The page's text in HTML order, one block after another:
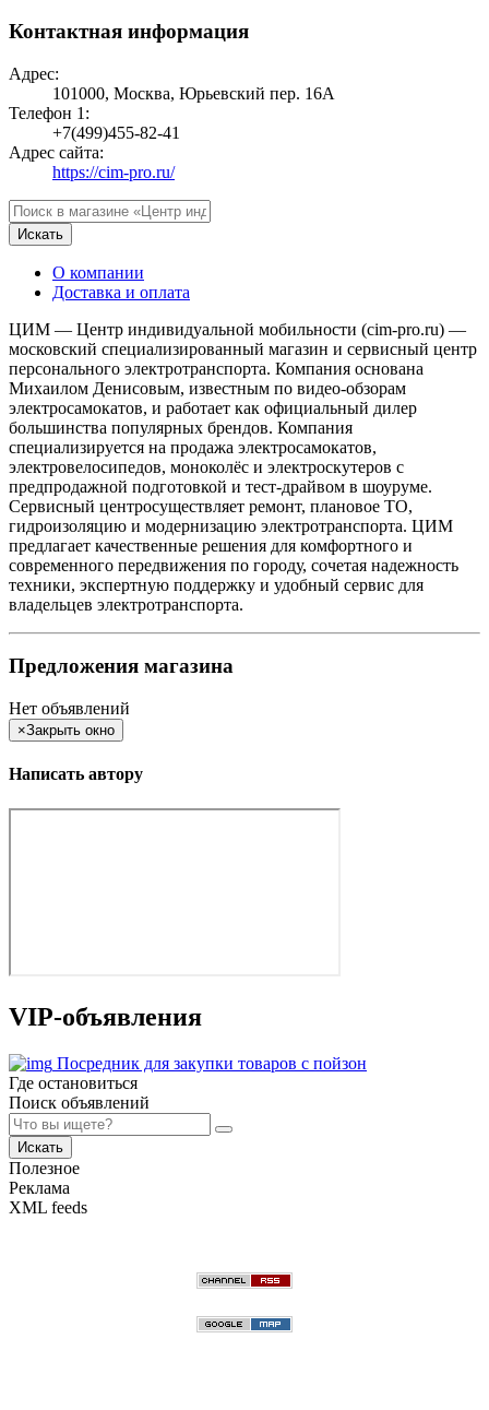
Контактная информация
Адрес:
101000, Москва, Юрьевский пер. 16А
Телефон 1:
+7(499)455-82-41
Адрес сайта:
https://cim-pro.ru/
Искать
О компании
Доставка и оплата
ЦИМ — Центр индивидуальной мобильности (cim-pro.ru) —
московский специализированный магазин и сервисный центр
персонального электротранспорта. Компания основана
Михаилом Денисовым, известным по видео-обзорам
электросамокатов, и работает как официальный дилер
большинства популярных брендов. Компания
специализируется на продажа электросамокатов,
электровелосипедов, моноколёс и электроскутеров с
предпродажной подготовкой и тест-драйвом в шоуруме.
Сервисный центросуществляет ремонт, плановое ТО,
гидроизоляцию и модернизацию электротранспорта. ЦИМ
предлагает качественные решения для комфортного и
современного передвижения по городу, сочетая надежность
техники, экспертную поддержку и удобный сервис для
владельцев электротранспорта.
Предложения магазина
Нет объявлений
×Закрыть окно
Написать автору
VIP-объявления
Посредник для закупки товаров с пойзон
Где остановиться
Поиск объявлений
Искать
Полезное
Реклама
XML feeds